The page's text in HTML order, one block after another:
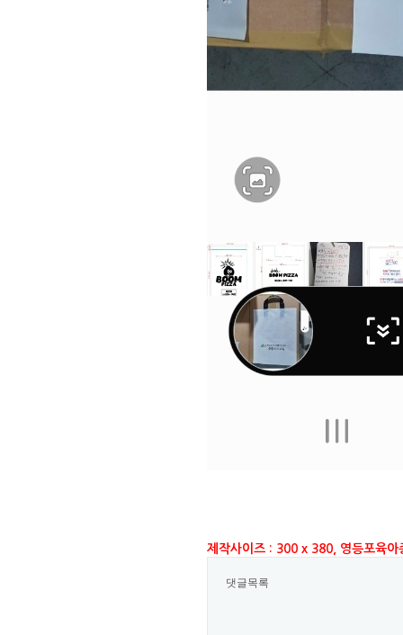
제작사이즈 : 300 x 380, 영등포육아
댓글목록